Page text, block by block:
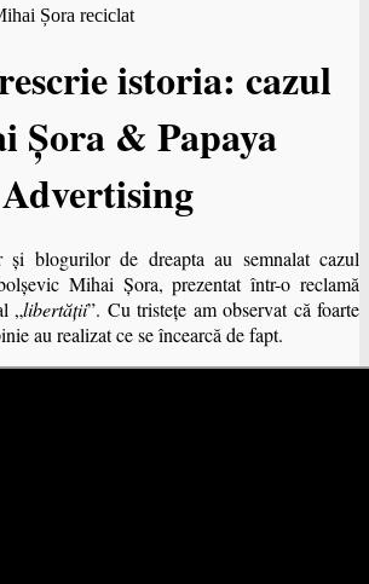
istoria: cazul
Șora & Papaya
Advertising
şi blogurilor de dreapta au semnalat cazul
Mihai Șora, prezentat într-o reclamă
„libertăţii”. Cu tristeţe am observat că foarte
au realizat ce se încearcă de fapt.